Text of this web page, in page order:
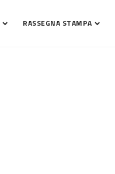
RASSEGNA STAMPA